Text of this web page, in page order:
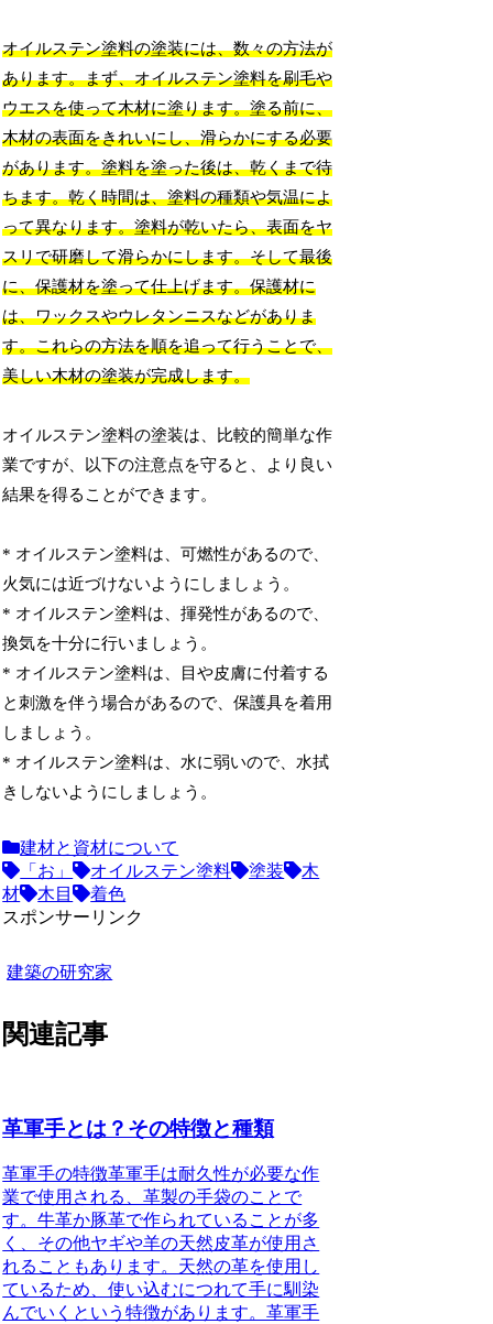
オイルステン塗料の塗装には、数々の方法が
あります。まず、オイルステン塗料を刷毛や
ウエスを使って木材に塗ります。塗る前に、
木材の表面をきれいにし、滑らかにする必要
があります。塗料を塗った後は、乾くまで待
ちます。乾く時間は、塗料の種類や気温によ
って異なります。塗料が乾いたら、表面をヤ
スリで研磨して滑らかにします。そして最後
に、保護材を塗って仕上げます。保護材に
は、ワックスやウレタンニスなどがありま
す。これらの方法を順を追って行うことで、
美しい木材の塗装が完成します。
オイルステン塗料の塗装は、比較的簡単な作
業ですが、以下の注意点を守ると、より良い
結果を得ることができます。
* オイルステン塗料は、可燃性があるので、
火気には近づけないようにしましょう。
* オイルステン塗料は、揮発性があるので、
換気を十分に行いましょう。
* オイルステン塗料は、目や皮膚に付着する
と刺激を伴う場合があるので、保護具を着用
しましょう。
* オイルステン塗料は、水に弱いので、水拭
きしないようにしましょう。
建材と資材について
「お」
オイルステン塗料 塗装
木
材
木目
着色
スポンサーリンク
建築の研究家
関連記事
革軍手とは？その特徴と種類
革軍手の特徴革軍手は耐久性が必要な作
業で使用される、革製の手袋のことで
す。牛革か豚革で作られていることが多
く、その他ヤギや羊の天然皮革が使用さ
れることもあります。天然の革を使用し
ているため、使い込むにつれて手に馴染
んでいくという特徴があります。革軍手